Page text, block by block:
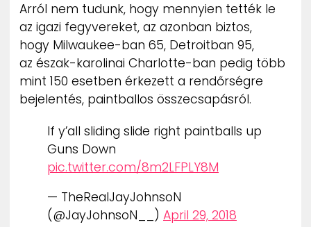
Arról nem tudunk, hogy mennyien tették le
az igazi fegyvereket, az azonban biztos,
hogy Milwaukee-ban 65, Detroitban 95,
az észak-karolinai Charlotte-ban pedig több
mint 150 esetben érkezett a rendőrségre
bejelentés, paintballos összecsapásról.
If y’all sliding slide right paintballs up
Guns Down
pic.twitter.com/8m2LFPLY8M
— TheRealJayJohnsoN
(@JayJohnsoN__) April 29, 2018